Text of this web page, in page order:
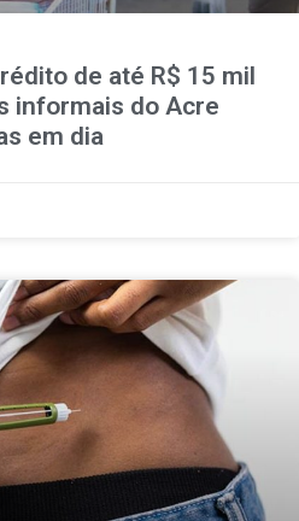
de até R$ 15 mil
informais do Acre
em dia